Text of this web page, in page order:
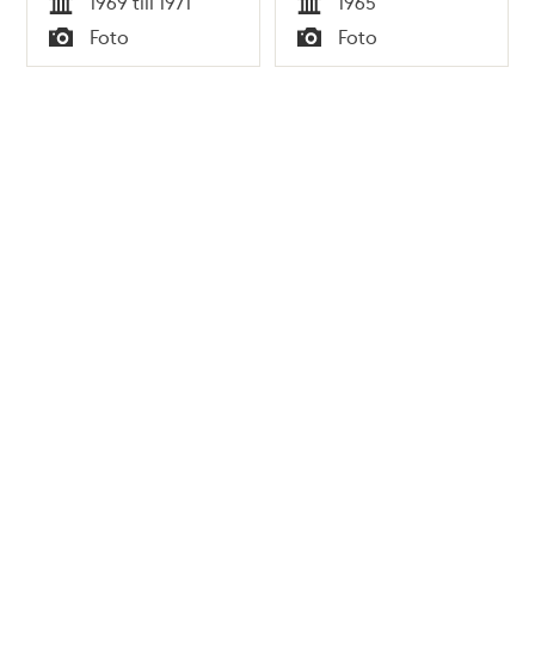
Årstafältet sträcker
sig Gamla
Huddingevägen.
Tid
Typ
Foto Tid
Typ
Foto